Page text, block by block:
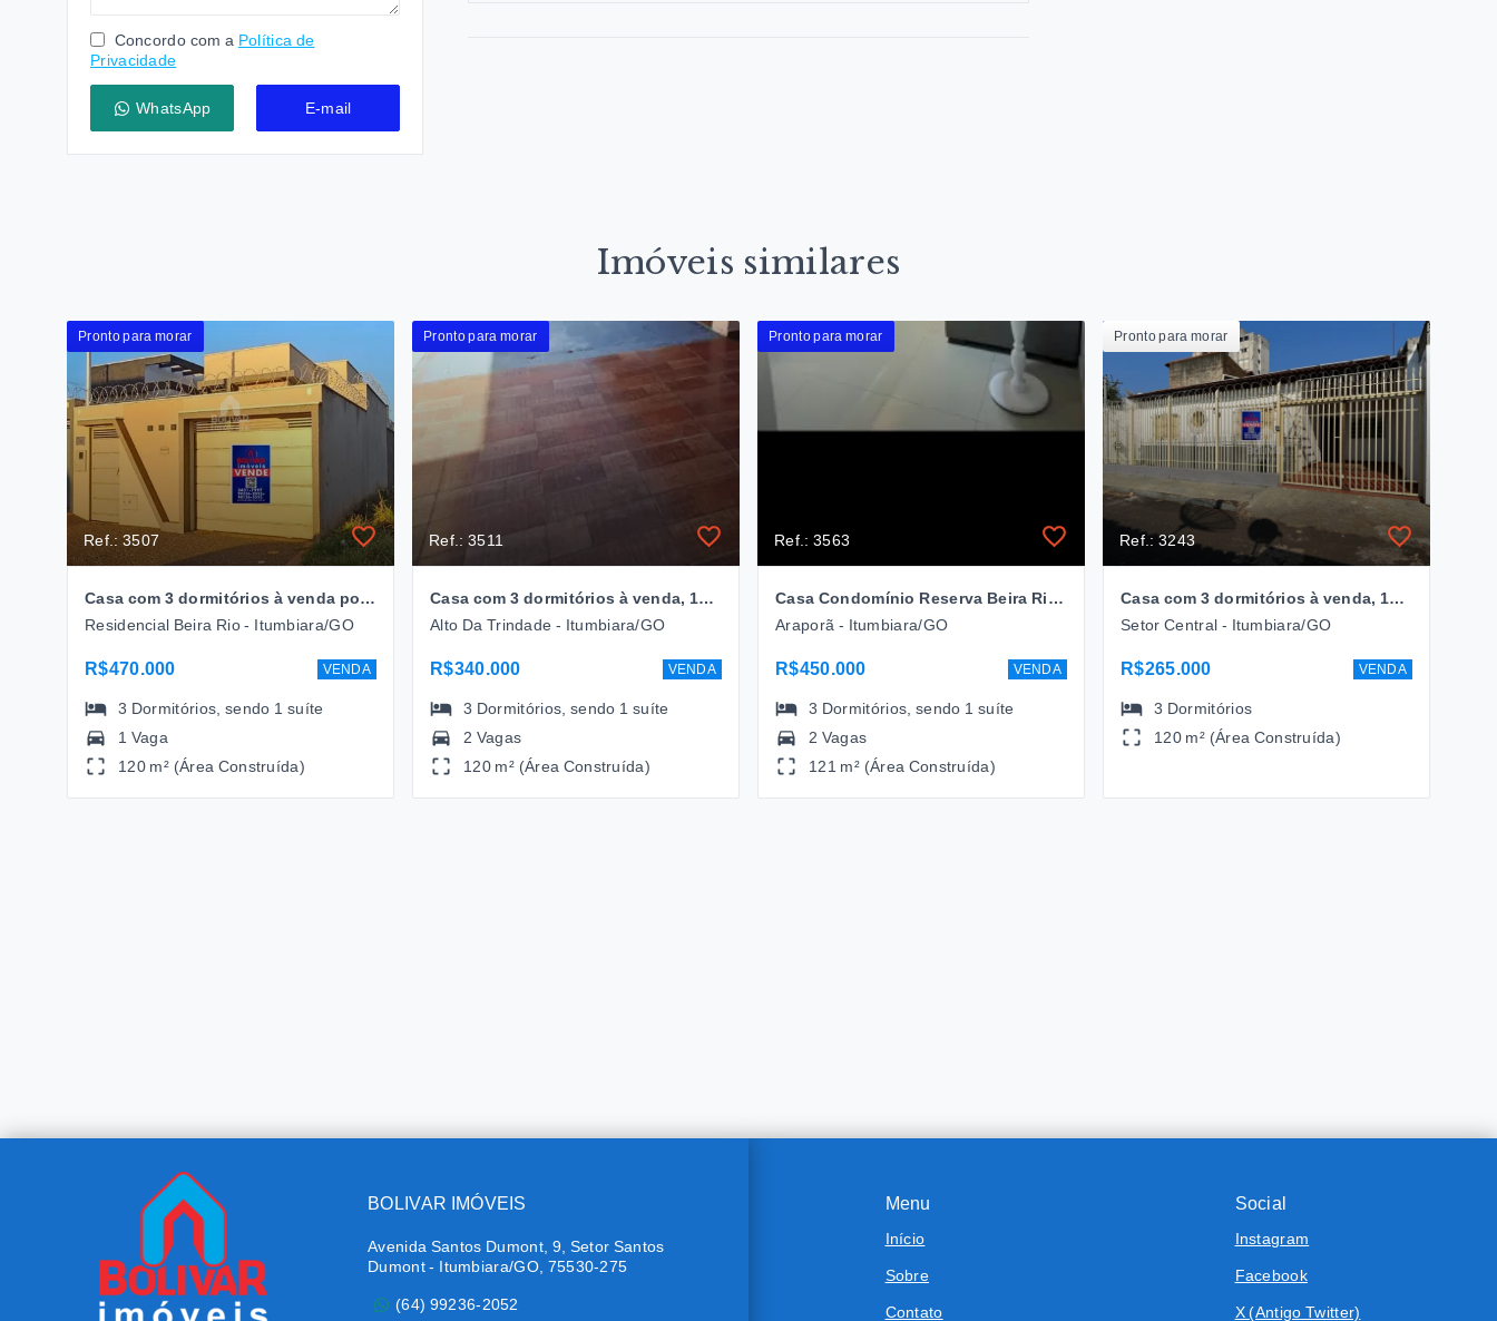
Concordo com a Política de
Privacidade
WhatsApp E-mail
Imóveis similares
Pronto para morar
Ref.: 3507
Casa com 3 dormitórios à venda por R$ 470.000,00 - Residencial beira Rio I - Itumbiara/GO
Residencial Beira Rio - Itumbiara/GO
R$470.000 VENDA
3 Dormitórios , sendo 1 suíte
1 Vaga
120 m² (Área Construída)
Pronto para morar
Ref.: 3511
Casa com 3 dormitórios à venda, 120m² por R$ 340.000,00 - Alto Do Trindade - Itumbiara/GO
Alto Da Trindade - Itumbiara/GO
R$340.000 VENDA
3 Dormitórios , sendo 1 suíte
2 Vagas
120 m² (Área Construída)
Pronto para morar
Ref.: 3563
Casa Condomínio Reserva Beira Rio contendo 3 quartos sendo um suite à venda, 121,87 m² por R$ 410.000,00 - Araporã/MG
Araporã - Itumbiara/GO
R$450.000 VENDA
3 Dormitórios , sendo 1 suíte
2 Vagas
121 m² (Área Construída)
Pronto para morar
Ref.: 3243
Casa com 3 dormitórios à venda, 120m² por R$ 265.000,00 - Setor Central - Itumbiara/GO
Setor Central - Itumbiara/GO
R$265.000 VENDA
3 Dormitórios
120 m² (Área Construída)
Menu
Início
Sobre
Contato
Social
Instagram
Facebook
X (Antigo Twitter)
BOLIVAR IMÓVEIS
Avenida Santos Dumont, 9, Setor Santos
Dumont - Itumbiara/GO, 75530-275
(64) 99236-2052